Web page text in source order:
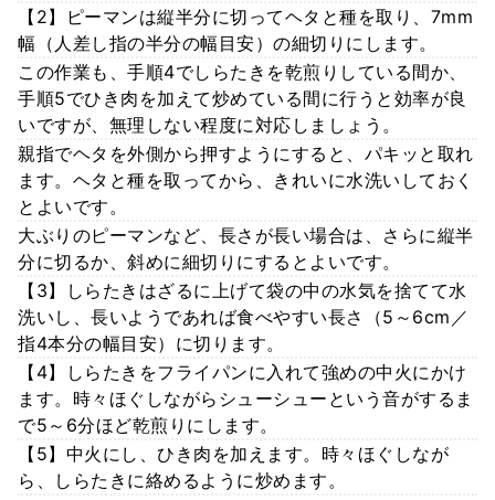
【2】ピーマンは縦半分に切ってヘタと種を取り、7mm
幅（人差し指の半分の幅目安）の細切りにします。
この作業も、手順4でしらたきを乾煎りしている間か、
手順5でひき肉を加えて炒めている間に行うと効率が良
いですが、無理しない程度に対応しましょう。
親指でヘタを外側から押すようにすると、パキッと取れ
ます。ヘタと種を取ってから、きれいに水洗いしておく
とよいです。
大ぶりのピーマンなど、長さが長い場合は、さらに縦半
分に切るか、斜めに細切りにするとよいです。
【3】しらたきはざるに上げて袋の中の水気を捨てて水
洗いし、長いようであれば食べやすい長さ（5～6cm／
指4本分の幅目安）に切ります。
【4】しらたきをフライパンに入れて強めの中火にかけ
ます。時々ほぐしながらシューシューという音がするま
で5～6分ほど乾煎りにします。
【5】中火にし、ひき肉を加えます。時々ほぐしなが
ら、しらたきに絡めるように炒めます。